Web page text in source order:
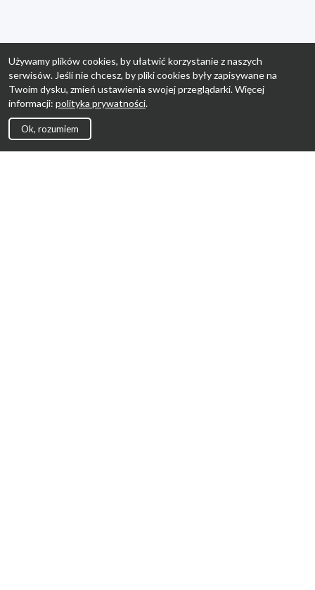
Używamy plików cookies, by ułatwić korzystanie z naszych
serwisów. Jeśli nie chcesz, by pliki cookies były zapisywane na
Twoim dysku, zmień ustawienia swojej przeglądarki. Więcej
informacji: polityka prywatności.
Ok, rozumiem